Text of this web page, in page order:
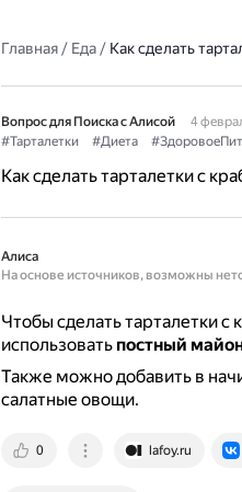
Главная/ Еда/ Как сделать
Вопрос для Поиска с Алисой
4
#Тарталетки
#Диета
Как сделать тарталетки с
Алиса
На основе источников, возможны
Чтобы сделать тарталетки
использовать постный
Также можно добавить в
салатные овощи.
0 lafoy.ru